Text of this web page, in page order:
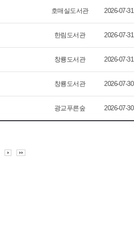
호매실도서관 2026-07-31
한림도서관 2026-07-31
창룡도서관 2026-07-31
창룡도서관 2026-07-30
광교푸른숲 2026-07-30